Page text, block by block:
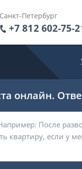
Санкт-Петербург
+7 812 602-75-
онлайн.